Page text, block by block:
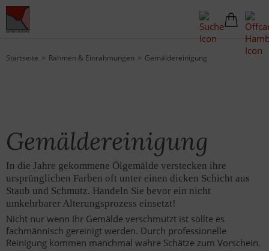
Startseite Rahmen & Einrahmungen Gemäldereinigung
Gemäldereinigung
In die Jahre gekommene Ölgemälde verstecken ihre
ursprünglichen Farben oft unter einen dicken Schicht aus
Staub und Schmutz. Handeln Sie bevor ein nicht
umkehrbarer Alterungsprozess einsetzt!
Nicht nur wenn Ihr Gemälde verschmutzt ist sollte es
fachmännisch gereinigt werden. Durch professionelle
Reinigung kommen manchmal wahre Schätze zum Vorschein.